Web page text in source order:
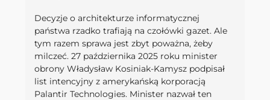
Decyzje o architekturze informatycznej
państwa rzadko trafiają na czołówki gazet. Ale
tym razem sprawa jest zbyt poważna, żeby
milczeć. 27 października 2025 roku minister
obrony Władysław Kosiniak-Kamysz podpisał
list intencyjny z amerykańską korporacją
Palantir Technologies. Minister nazwał ten